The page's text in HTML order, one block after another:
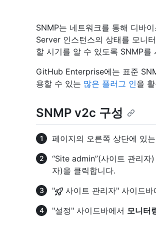
SNMP는 네트워크를 통해 디바
Server 인스턴스의 상태를 모니
할 시기를 알 수 있도록 SNMP를
GitHub Enterprise에는 표준
용할 수 있는 많은 플러그 인을
SNMP v2c 구성
페이지의 오른쪽 상단에 있
“Site admin”(사이트 관리자
자)을 클릭합니다.
"
사이트 관리자" 사이드바
"설정" 사이드바에서 모니터